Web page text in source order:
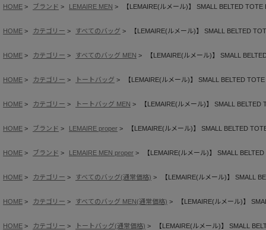
HOME ブランド LEMAIRE MEN 【LEMAIRE(ルメール)】 SMALL BELTED
HOME カテゴリー すべてのバッグ 【LEMAIRE(ルメール)】 SMALL BELTED
HOME カテゴリー すべてのバッグ MEN 【LEMAIRE(ルメール)】 SMALL
HOME カテゴリー トートバッグ 【LEMAIRE(ルメール)】 SMALL BELTED
HOME カテゴリー トートバッグ MEN 【LEMAIRE(ルメール)】 SMALL
HOME ブランド LEMAIRE proper 【LEMAIRE(ルメール)】 SMALL BELTED
HOME ブランド LEMAIRE MEN proper 【LEMAIRE(ルメール)】 SMALL
HOME カテゴリー すべてのバッグ(通常価格) 【LEMAIRE(ルメール)】 SMALL
HOME カテゴリー すべてのバッグ MEN(通常価格) 【LEMAIRE(ルメール)】
HOME カテゴリー トートバッグ(通常価格) 【LEMAIRE(ルメール)】 SMALL